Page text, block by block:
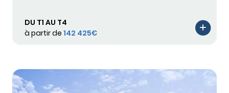
DU T1 AU T4
à partir de 142 425€